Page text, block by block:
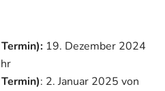
19. Dezember 2024
: 2. Januar 2025 von